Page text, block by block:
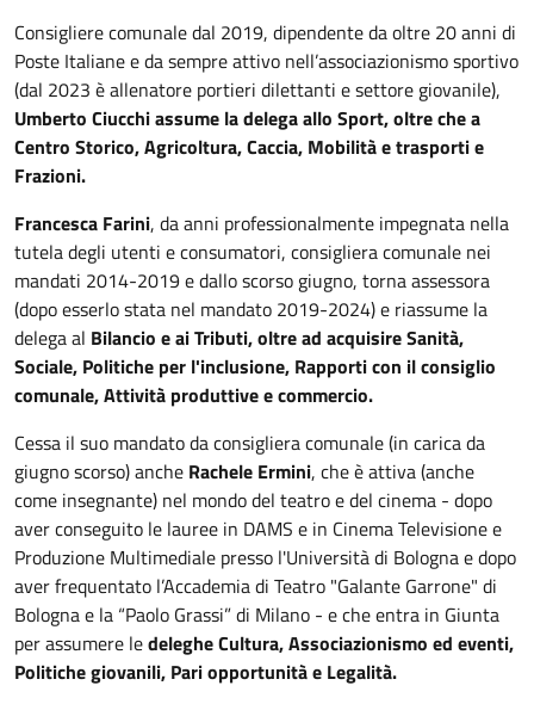
Consigliere comunale dal 2019, dipendente da oltre 20 anni di
Poste Italiane e da sempre attivo nell’associazionismo sportivo
(dal 2023 è allenatore portieri dilettanti e settore giovanile),
Umberto Ciucchi assume la delega allo Sport, oltre che a
Centro Storico, Agricoltura, Caccia, Mobilità e trasporti e
Frazioni.
Francesca Farini, da anni professionalmente impegnata nella
tutela degli utenti e consumatori, consigliera comunale nei
mandati 2014-2019 e dallo scorso giugno, torna assessora
(dopo esserlo stata nel mandato 2019-2024) e riassume la
delega al Bilancio e ai Tributi, oltre ad acquisire Sanità,
Sociale, Politiche per l'inclusione, Rapporti con il consiglio
comunale, Attività produttive e commercio.
Cessa il suo mandato da consigliera comunale (in carica da
giugno scorso) anche Rachele Ermini, che è attiva (anche
come insegnante) nel mondo del teatro e del cinema - dopo
aver conseguito le lauree in DAMS e in Cinema Televisione e
Produzione Multimediale presso l'Università di Bologna e dopo
aver frequentato l’Accademia di Teatro "Galante Garrone" di
Bologna e la “Paolo Grassi” di Milano - e che entra in Giunta
per assumere ledeleghe Cultura, Associazionismo ed eventi,
Politiche giovanili, Pari opportunità e Legalità.